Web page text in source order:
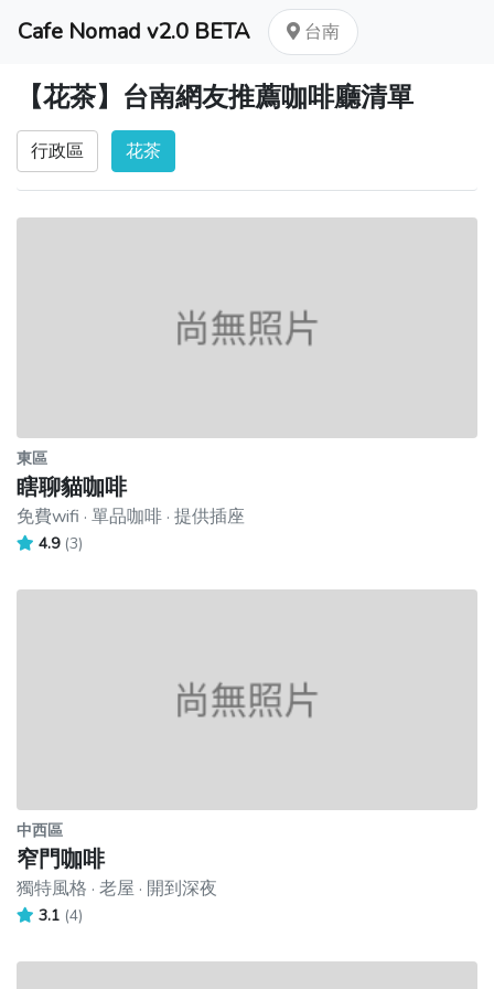
Cafe Nomad v2.0 BETA 台南
【花茶】台南網友推薦咖啡廳清單
行政區 花茶
東區
瞎聊貓咖啡
免費wifi · 單品咖啡 · 提供插座
4.9 (3)
中西區
窄門咖啡
獨特風格 · 老屋 · 開到深夜
3.1 (4)